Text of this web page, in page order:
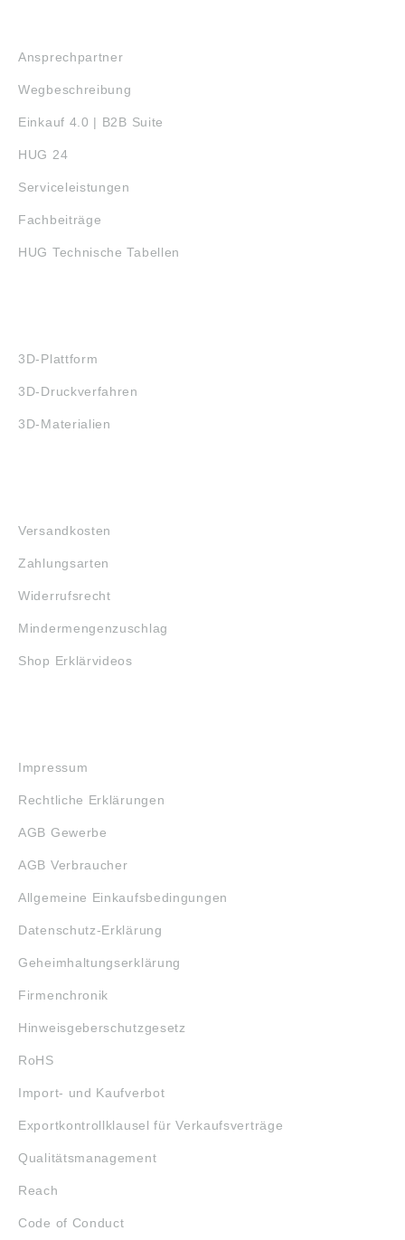
Ansprechpartner
Wegbeschreibung
Einkauf 4.0 | B2B Suite
HUG 24
Serviceleistungen
Fachbeiträge
HUG Technische Tabellen
3D-Plattform
3D-Druckverfahren
3D-Materialien
Versandkosten
Zahlungsarten
Widerrufsrecht
Mindermengenzuschlag
Shop Erklärvideos
Impressum
Rechtliche Erklärungen
AGB Gewerbe
AGB Verbraucher
Allgemeine Einkaufsbedingungen
Datenschutz-Erklärung
Geheimhaltungserklärung
Firmenchronik
Hinweisgeberschutzgesetz
RoHS
Import- und Kaufverbot
Exportkontrollklausel für Verkaufsverträge
Qualitätsmanagement
Reach
Code of Conduct